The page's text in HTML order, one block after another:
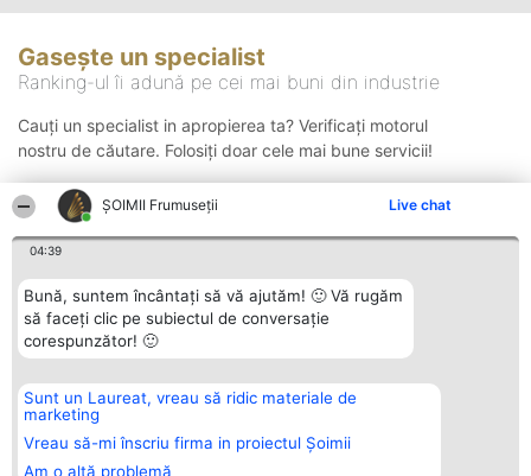
ȘOIMII Frumuseții Live chat
04:39
Bună, suntem încântați să vă ajutăm! 🙂 Vă rugăm
să faceți clic pe subiectul de conversație
corespunzător! 🙂
Sunt un Laureat, vreau să ridic materiale de
marketing
Vreau să-mi înscriu firma in proiectul Șoimii
Am o altă problemă
Gasește un specialist
Ranking-ul îi adună pe cei mai buni din industrie
Cauți un specialist in apropierea ta? Verificați motorul
nostru de căutare. Folosiți doar cele mai bune servicii!
Organizator Ranking
BRIGHT SOLUTIONS BR SRL
Aleea Timisul De Sus 2 Bl. A30
Sc. A Et. 4 Ap. 13 Cod 061952
București
Plebiscyt
Lista Tuturor
Laureaților
Contact